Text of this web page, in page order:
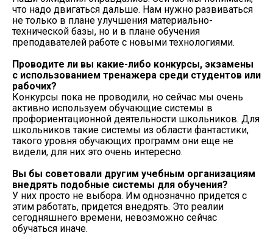
что надо двигаться дальше. Нам нужно развиваться
не только в плане улучшения материально-
технической базы, но и в плане обучения
преподавателей работе с новыми технологиями.
Проводите ли вы какие-либо конкурсы, экзамены
с использованием тренажера среди студентов или
рабочих?
Конкурсы пока не проводили, но сейчас мы очень
активно используем обучающие системы в
профориентационной деятельности школьников. Для
школьников такие системы из области фантастики,
такого уровня обучающих программ они еще не
видели, для них это очень интересно.
Вы бы советовали другим учебным организациям
внедрять подобные системы для обучения?
У них просто не выбора. Им однозначно придется с
этим работать, придется внедрять. Это реалии
сегодняшнего времени, невозможно сейчас
обучаться иначе.